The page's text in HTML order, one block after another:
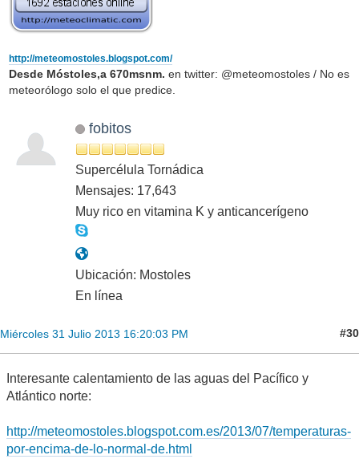
http://meteomostoles.blogspot.com/
Desde Móstoles,a 670msnm. en twitter: @meteomostoles / No es
meteorólogo solo el que predice.
fobitos
Supercélula Tornádica
Mensajes: 17,643
Muy rico en vitamina K y anticancerígeno
Ubicación: Mostoles
En línea
Miércoles 31 Julio 2013 16:20:03 PM #30
Interesante calentamiento de las aguas del Pacífico y
Atlántico norte:
http://meteomostoles.blogspot.com.es/2013/07/temperaturas-
por-encima-de-lo-normal-de.html